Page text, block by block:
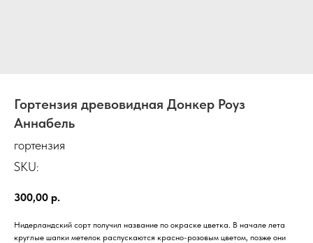
Гортензия древовидная Донкер Роуз
Аннабель
гортензия
SKU:
300,00 р.
Нидерландский сорт получил название по окраске цветка. В начале лета
круглые шапки метелок распускаются красно-розовым цветом, позже они